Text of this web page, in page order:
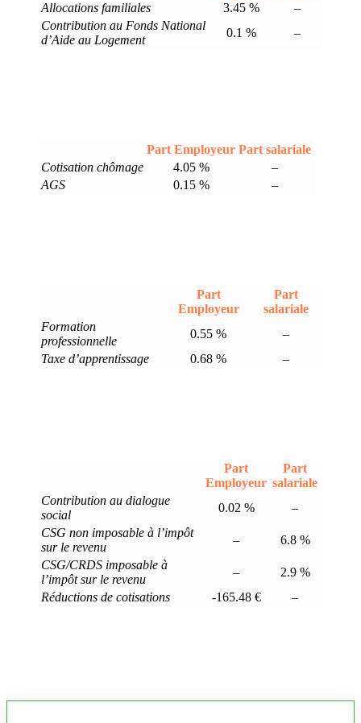
Allocations familiales
3.45 %
–
Contribution au Fonds National
d’Aide au Logement
0.1 % –
Part Employeur Part salariale
Cotisation chômage
4.05 %
–
AGS
0.15 % –
Part
Employeur
Part
salariale
Formation
professionnelle
0.55 %
–
Taxe d’apprentissage
0.68 % –
Part
Employeur
Part
salariale
Contribution au dialogue
social
0.02 %
–
CSG non imposable à l’impôt
sur le revenu
–
6.8 %
CSG/CRDS imposable à
l’impôt sur le revenu
–
2.9 %
Réductions de cotisations
-165.48 € –